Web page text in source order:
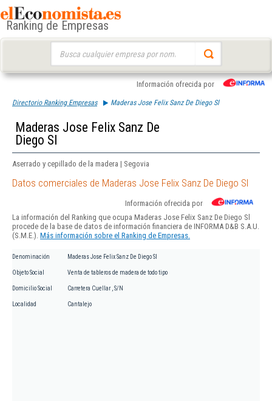
Ranking de Empresas
Información ofrecida por
Directorio Ranking Empresas Maderas Jose Felix Sanz De Diego Sl
Maderas Jose Felix Sanz De
Diego Sl
Aserrado y cepillado de la madera | Segovia
Datos comerciales de Maderas Jose Felix Sanz De Diego Sl
Información ofrecida por
La información del Ranking que ocupa Maderas Jose Felix Sanz De Diego Sl
procede de la base de datos de información financiera de INFORMA D&B S.A.U.
(S.M.E.). Más información sobre el Ranking de Empresas.
Denominación Maderas Jose Felix Sanz De Diego Sl
Objeto Social Venta de tableros de madera de todo tipo
Domicilio Social Carretera Cuellar , S/N
Localidad Cantalejo